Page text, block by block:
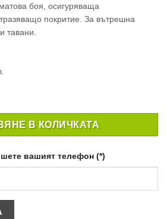
боя, осигуряваща
покритие. За вътрешна
тавани.
БОЯ CROWN MATT EMULSION
В КОЛИЧКАТА
вашият телефон (*)